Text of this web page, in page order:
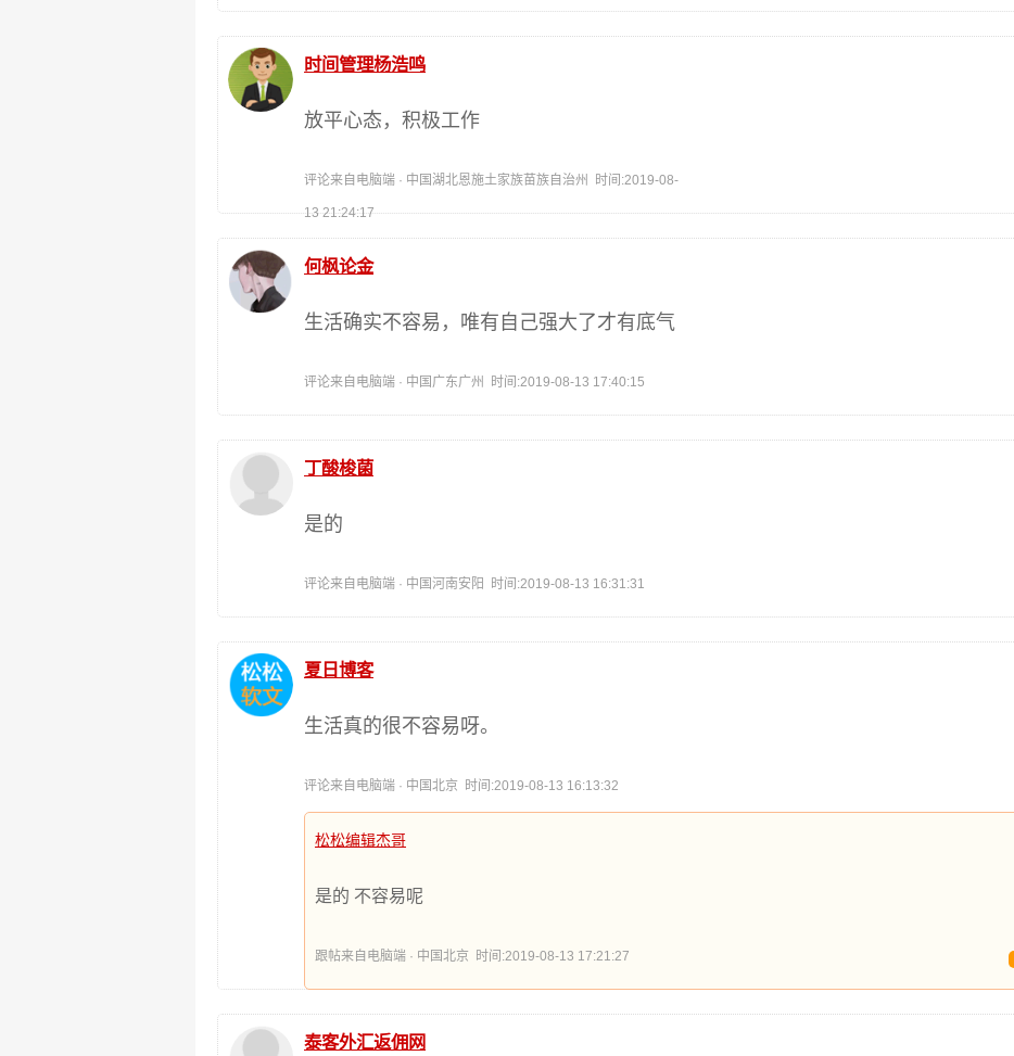
时间管理杨浩鸣
放平心态，积极工作
评论来自电脑端 · 中国湖北恩施土家族苗族自治州 时间:2019-08-
13 21:24:17
何枫论金
生活确实不容易，唯有自己强大了才有底气
评论来自电脑端 · 中国广东广州 时间:2019-08-13 17:40:15
丁酸梭菌
是的
评论来自电脑端 · 中国河南安阳 时间:2019-08-13 16:31:31
夏日博客
生活真的很不容易呀。
评论来自电脑端 · 中国北京 时间:2019-08-13 16:13:32
松松编辑杰哥
是的 不容易呢
跟帖来自电脑端 · 中国北京 时间:2019-08-13 17:21:27
泰客外汇返佣网